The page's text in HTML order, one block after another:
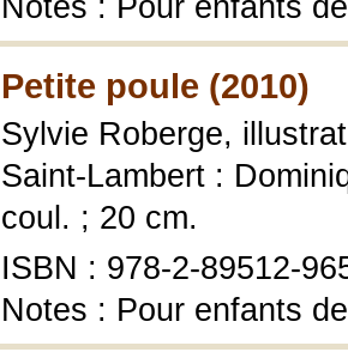
Notes : Pour enfants
Petite poule (2010)
Sylvie Roberge,
Saint-Lambert :
coul. ; 20 cm.
ISBN : 978-2-89512-
Notes : Pour enfants